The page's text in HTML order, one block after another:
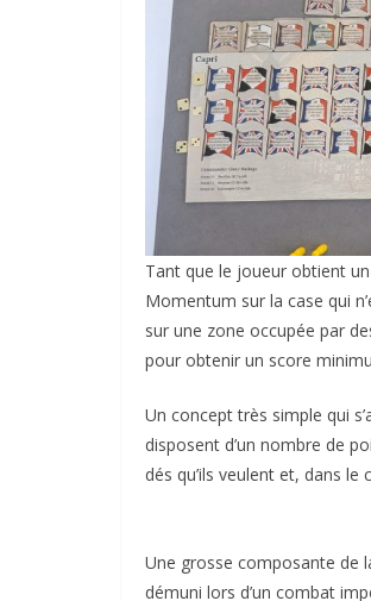
Tant que le joueur obtient
Momentum sur la case qui
sur une zone occupée par
pour obtenir un score
Un concept très simple qui
disposent d’un nombre de
dés qu’ils veulent et, dans le
Une grosse composante de
démuni lors d’un combat